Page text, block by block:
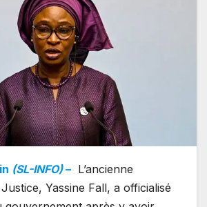
(SL-INFO)– L’ancienne
Yassine Fall, a officialisé